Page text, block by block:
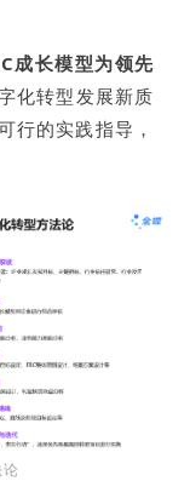
成长模型为领先
化转型发展新质
行的实践指导，